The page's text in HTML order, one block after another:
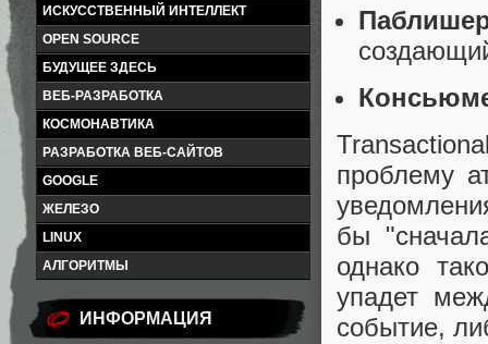
ИСКУССТВЕННЫЙ ИНТЕЛЛЕКТ
OPEN SOURCE
БУДУЩЕЕ ЗДЕСЬ
ВЕБ-РАЗРАБОТКА
КОСМОНАВТИКА
РАЗРАБОТКА ВЕБ-САЙТОВ
GOOGLE
ЖЕЛЕЗО
LINUX
АЛГОРИТМЫ
ИНФОРМАЦИЯ
проблему
бы
однако
упадет
событие,